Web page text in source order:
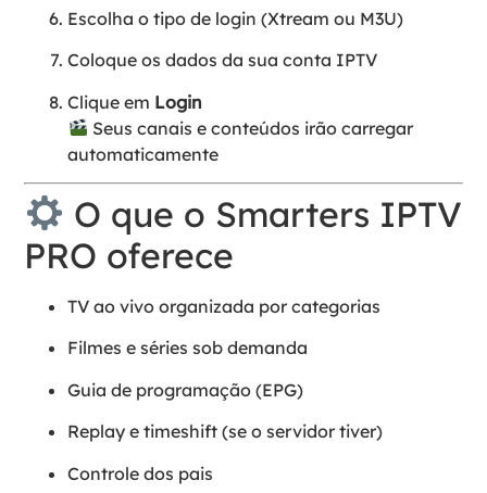
Escolha o tipo de login (Xtream ou M3U)
Coloque os dados da sua conta IPTV
Clique em Login
Seus canais e conteúdos irão carregar
automaticamente
O que o Smarters IPTV
PRO oferece
TV ao vivo organizada por categorias
Filmes e séries sob demanda
Guia de programação (EPG)
Replay e timeshift (se o servidor tiver)
Controle dos pais